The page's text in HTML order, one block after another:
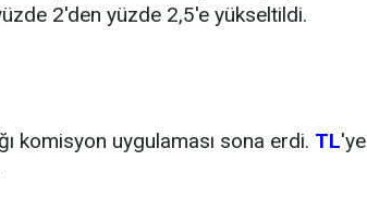
2'den yüzde 2,5'e yükseltildi.
komisyon uygulaması sona erdi. TL'ye